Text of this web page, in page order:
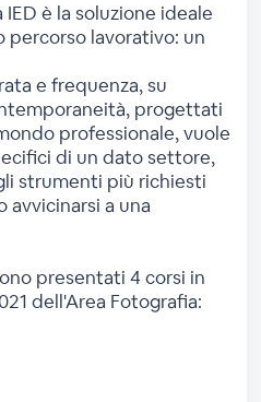
è la soluzione ideale
percorso lavorativo: un
e frequenza, su
progettati
professionale, vuole
di un dato settore,
strumenti più richiesti
avvicinarsi a una
presentati 4 corsi in
dell'Area Fotografia: